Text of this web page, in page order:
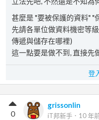
甚麼是 "要被保護的資料" "
先請各單位做資料機密等
傳遞與儲存在哪裡)
這一點要是做不到, 直接先
登
grissonlin
iT邦新手 ． 10 年
0